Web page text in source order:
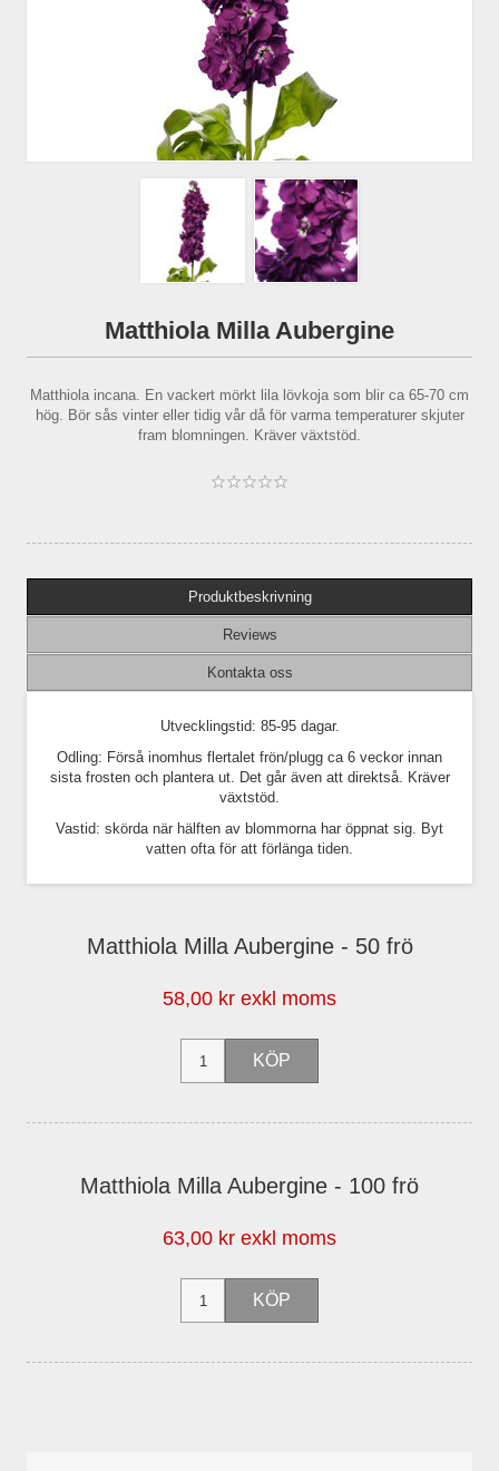
Matthiola Milla Aubergine
Matthiola incana. En vackert mörkt lila lövkoja som blir ca 65-70 cm
hög. Bör sås vinter eller tidig vår då för varma temperaturer skjuter
fram blomningen. Kräver växtstöd.
Produktbeskrivning
Reviews
Kontakta oss
Utvecklingstid: 85-95 dagar.
Odling: Förså inomhus flertalet frön/plugg ca 6 veckor innan
sista frosten och plantera ut. Det går även att direktså. Kräver
växtstöd.
Vastid: skörda när hälften av blommorna har öppnat sig. Byt
vatten ofta för att förlänga tiden.
Matthiola Milla Aubergine - 50 frö
58,00 kr exkl moms
Matthiola Milla Aubergine - 100 frö
63,00 kr exkl moms